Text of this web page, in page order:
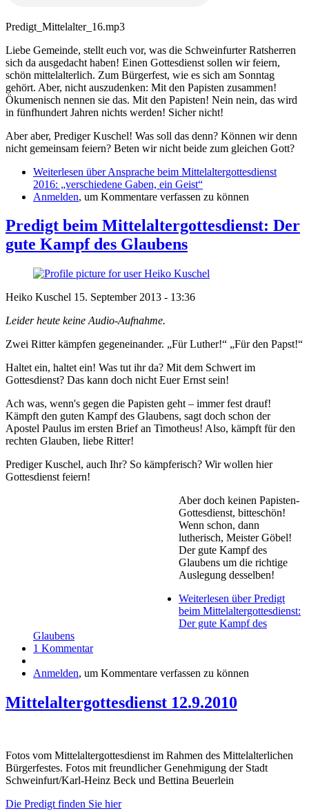
Predigt_Mittelalter_16.mp3
Liebe Gemeinde, stellt euch vor, was die Schweinfurter Ratsherren
sich da ausgedacht haben! Einen Gottesdienst sollen wir feiern,
schön mittelalterlich. Zum Bürgerfest, wie es sich am Sonntag
gehört. Aber, nicht auszudenken: Mit den Papisten zusammen!
Ökumenisch nennen sie das. Mit den Papisten! Nein nein, das wird
in fünfhundert Jahren nichts werden! Sicher nicht!
Aber aber, Prediger Kuschel! Was soll das denn? Können wir denn
nicht gemeinsam feiern? Beten wir nicht beide zum gleichen Gott?
Weiterlesen über Ansprache beim Mittelaltergottesdienst
2016: „verschiedene Gaben, ein Geist“
Anmelden, um Kommentare verfassen zu können
Predigt beim Mittelaltergottesdienst: Der
gute Kampf des Glaubens
Heiko Kuschel 15. September 2013 - 13:36
Leider heute keine Audio-Aufnahme.
Zwei Ritter kämpfen gegeneinander. „Für Luther!“ „Für den Papst!“
Haltet ein, haltet ein! Was tut ihr da? Mit dem Schwert im
Gottesdienst? Das kann doch nicht Euer Ernst sein!
Ach was, wenn's gegen die Papisten geht – immer fest drauf!
Kämpft den guten Kampf des Glaubens, sagt doch schon der
Apostel Paulus im ersten Brief an Timotheus! Also, kämpft für den
rechten Glauben, liebe Ritter!
Prediger Kuschel, auch Ihr? So kämpferisch? Wir wollen hier
Gottesdienst feiern!
Aber doch keinen Papisten-
Gottesdienst, bitteschön!
Wenn schon, dann
lutherisch, Meister Göbel!
Der gute Kampf des
Glaubens um die richtige
Auslegung desselben!
Weiterlesen über Predigt
beim Mittelaltergottesdienst:
Der gute Kampf des
Glaubens
1 Kommentar
Anmelden, um Kommentare verfassen zu können
Mittelaltergottesdienst 12.9.2010
Fotos vom Mittelaltergottesdienst im Rahmen des Mittelalterlichen
Bürgerfestes. Fotos mit freundlicher Genehmigung der Stadt
Schweinfurt/Karl-Heinz Beck und Bettina Beuerlein
Die Predigt finden Sie hier